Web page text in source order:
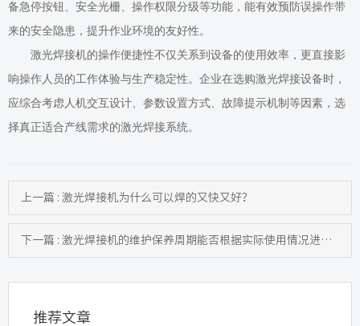
备急停按钮、安全光栅、操作权限分级等功能，能有效预防误操作带
来的安全隐患，提升作业环境的友好性。
激光焊接机的操作便捷性不仅关系到设备的使用效率，更直接影
响操作人员的工作体验与生产稳定性。 企业在选购激光焊接设备时，
应综合考虑人机交互设计、参数设置方式、故障提示机制等因素，选
择真正适合产线需求的激光焊接系统。
上一篇 : 激光焊接机为什么可以焊的又快又好？
下一篇 : 激光焊接机的维护保养周期能否根据实际使用情况进行调整？
推荐文章